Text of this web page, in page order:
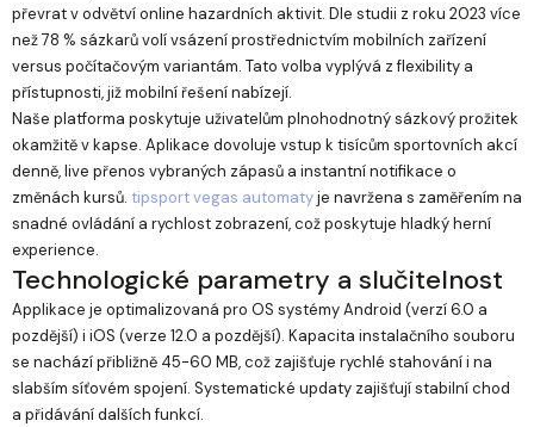
převrat v odvětví online hazardních aktivit. Dle studii z roku 2023 více
než 78 % sázkarů volí vsázení prostřednictvím mobilních zařízení
versus počítačovým variantám. Tato volba vyplývá z flexibility a
přístupnosti, již mobilní řešení nabízejí.
Naše platforma poskytuje uživatelům plnohodnotný sázkový prožitek
okamžitě v kapse. Aplikace dovoluje vstup k tisícům sportovních akcí
denně, live přenos vybraných zápasů a instantní notifikace o
změnách kursů. tipsport vegas automatyje navržena s zaměřením na
snadné ovládání a rychlost zobrazení, což poskytuje hladký herní
experience.
Technologické parametry a slučitelnost
Applikace je optimalizovaná pro OS systémy Android (verzí 6.0 a
pozdější) i iOS (verze 12.0 a pozdější). Kapacita instalačního souboru
se nachází přibližně 45-60 MB, což zajišťuje rychlé stahování i na
slabším síťovém spojení. Systematické updaty zajišťují stabilní chod
a přidávání dalších funkcí.